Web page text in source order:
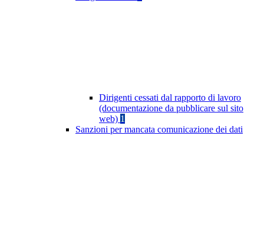
Dirigenti cessati dal rapporto di lavoro
(documentazione da pubblicare sul sito
web) 1
Sanzioni per mancata comunicazione dei dati